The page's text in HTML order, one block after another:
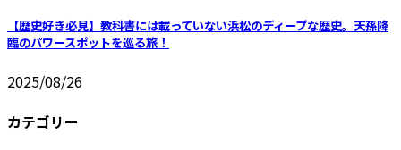
【歴史好き必見】教科書には載っていない浜松のディープな歴史。天孫降
臨のパワースポットを巡る旅！
2025/08/26
カテゴリー